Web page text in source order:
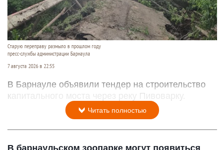
Старую переправу размыло в прошлом году
пресс-службы администрации Барнаула
7 августа 2026 в 22:55
В Барнауле объявили тендер на строительство
капитального моста через реку Пивоварку.
Читать полностью